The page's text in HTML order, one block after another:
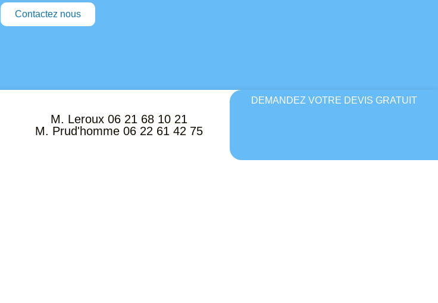
Contactez nous
M. Leroux 06 21 68 10 21
M. Prud'homme 06 22 61 42 75
DEMANDEZ VOTRE DEVIS GRATUIT